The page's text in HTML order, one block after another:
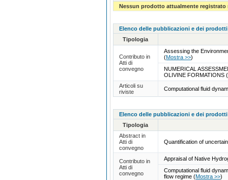
Nessun prodotto attualmente registrato
Elenco delle pubblicazioni e dei
Tipologia
Contributo in
Atti di
convegno
Assessing the
(Mostra >>)
NUMERICAL
OLIVINE FORMATIONS(
Articoli su
riviste
Computational fluid
Elenco delle pubblicazioni e dei
Tipologia
Abstract in
Atti di
convegno
Quantification of
Contributo in
Atti di
convegno
Appraisal of Native
Computational fluid
flow regime(Mostra >>)